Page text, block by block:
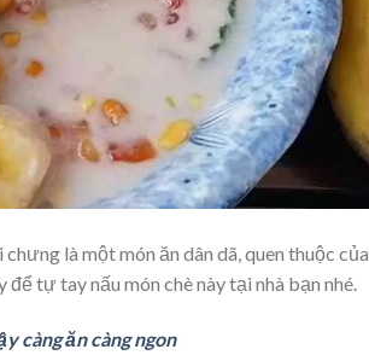
là một món ăn dân dã, quen thuộc của
tự tay nấu món chè này tại nhà bạn nhé.
càng ăn càng ngon